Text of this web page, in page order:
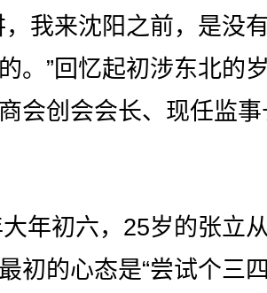
我来沈阳之前，是没
。”回忆起初涉东北的
会创会会长、现任监
初六，25岁的张立
初的心态是“尝试个三